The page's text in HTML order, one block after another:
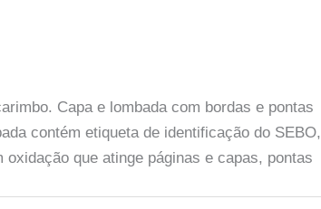
Capa e lombada com bordas e pontas
contém etiqueta de identificação do SEBO,
que atinge páginas e capas, pontas